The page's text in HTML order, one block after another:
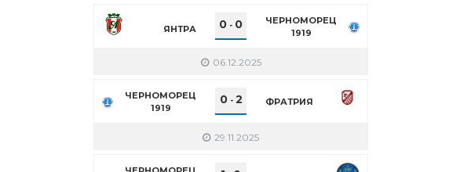
ЯНТРА 0 - 0
ЧЕРНОМОРЕЦ
1919
06.12.2025
ЧЕРНОМОРЕЦ
1919
0- 2 ФРАТРИЯ
29.11.2025